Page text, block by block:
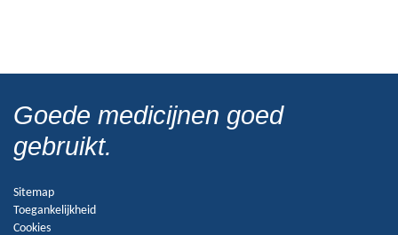
Goede medicijnen goed
gebruikt.
Sitemap
Toegankelijkheid
Cookies